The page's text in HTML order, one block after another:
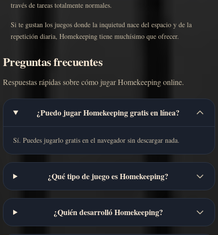
través de tareas totalmente normales.
Si te gustan los juegos donde la inquietud nace del espacio y de la
repetición diaria, Homekeeping tiene muchísimo que ofrecer.
Preguntas frecuentes
Respuestas rápidas sobre cómo jugar Homekeeping online.
¿Puedo jugar Homekeeping gratis en línea?
Sí. Puedes jugarlo gratis en el navegador sin descargar nada.
¿Qué tipo de juego es Homekeeping?
¿Quién desarrolló Homekeeping?